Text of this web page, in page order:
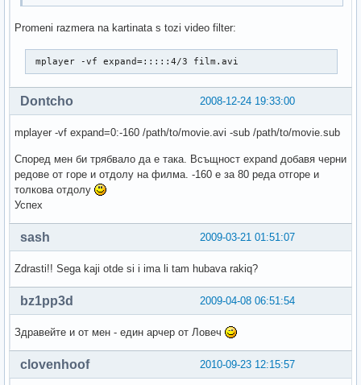
Promeni razmera na kartinata s tozi video filter:
mplayer -vf expand=:::::4/3 film.avi
2008-12-24 19:33:00
Dontcho
mplayer -vf expand=0:-160 /path/to/movie.avi -sub /path/to/movie.sub
Според мен би трябвало да е така. Всъщност expand добавя черни
редове от горе и отдолу на филма. -160 е за 80 реда отгоре и
толкова отдолу
Успех
2009-03-21 01:51:07
sash
Zdrasti!! Sega kaji otde si i ima li tam hubava rakiq?
2009-04-08 06:51:54
bz1pp3d
Здравейте и от мен - един арчер от Ловеч
2010-09-23 12:15:57
clovenhoof